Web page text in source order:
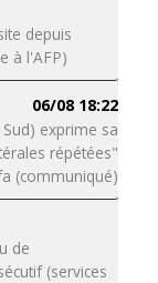
depuis
à l'AFP)
06/08 18:22
exprime sa
répétées"
(communiqué)
de
(services